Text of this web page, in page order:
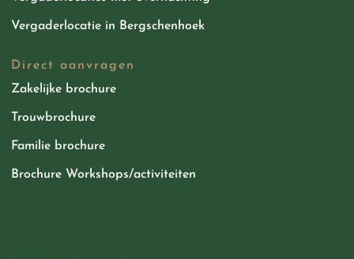
Vergaderlocatie in Bergschenhoek
Direct aanvragen
Zakelijke brochure
Trouwbrochure
Familie brochure
Brochure Workshops/activiteiten